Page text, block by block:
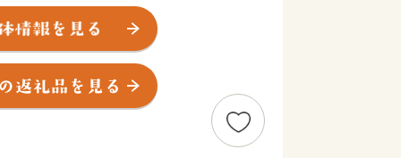
ており、
挟まれています。
鉄道・道路ともに交通アクセスも良